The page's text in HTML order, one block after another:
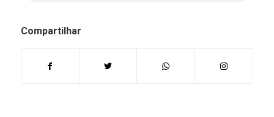
Compartilhar